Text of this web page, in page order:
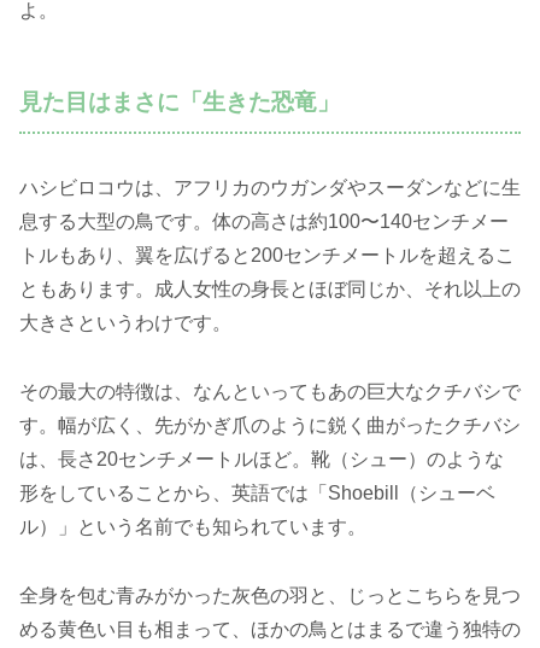
よ。
見た目はまさに「生きた恐竜」
ハシビロコウは、アフリカのウガンダやスーダンなどに生
息する大型の鳥です。体の高さは約100〜140センチメー
トルもあり、翼を広げると200センチメートルを超えるこ
ともあります。成人女性の身長とほぼ同じか、それ以上の
大きさというわけです。
その最大の特徴は、なんといってもあの巨大なクチバシで
す。幅が広く、先がかぎ爪のように鋭く曲がったクチバシ
は、長さ20センチメートルほど。靴（シュー）のような
形をしていることから、英語では「Shoebill（シューベ
ル）」という名前でも知られています。
全身を包む青みがかった灰色の羽と、じっとこちらを見つ
める黄色い目も相まって、ほかの鳥とはまるで違う独特の